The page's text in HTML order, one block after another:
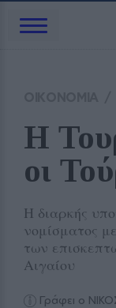
Η
οι
Η διαρκής
νομίσματος
των
Αιγαίου
Γράφει ο